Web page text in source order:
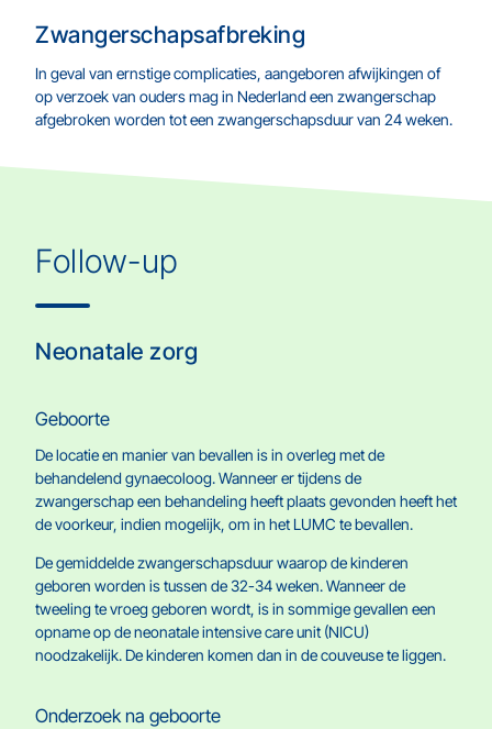
Zwangerschapsafbreking
In geval van ernstige complicaties, aangeboren afwijkingen of
op verzoek van ouders mag in Nederland een zwangerschap
afgebroken worden tot een zwangerschapsduur van 24 weken.
Follow-up
Neonatale zorg
Geboorte
De locatie en manier van bevallen is in overleg met de
behandelend gynaecoloog. Wanneer er tijdens de
zwangerschap een behandeling heeft plaats gevonden heeft het
de voorkeur, indien mogelijk, om in het LUMC te bevallen.
De gemiddelde zwangerschapsduur waarop de kinderen
geboren worden is tussen de 32-34 weken. Wanneer de
tweeling te vroeg geboren wordt, is in sommige gevallen een
opname op de neonatale intensive care unit (NICU)
noodzakelijk. De kinderen komen dan in de couveuse te liggen.
Onderzoek na geboorte